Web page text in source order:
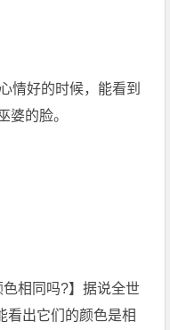
情好的时候，能看到
婆的脸。
相同吗?】据说全世
看出它们的颜色是相